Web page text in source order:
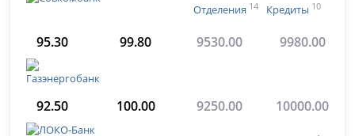
Отделения 14 Кредиты 10
95.30 99.80 9530.00 9980.00
92.50 100.00 9250.00 10000.00